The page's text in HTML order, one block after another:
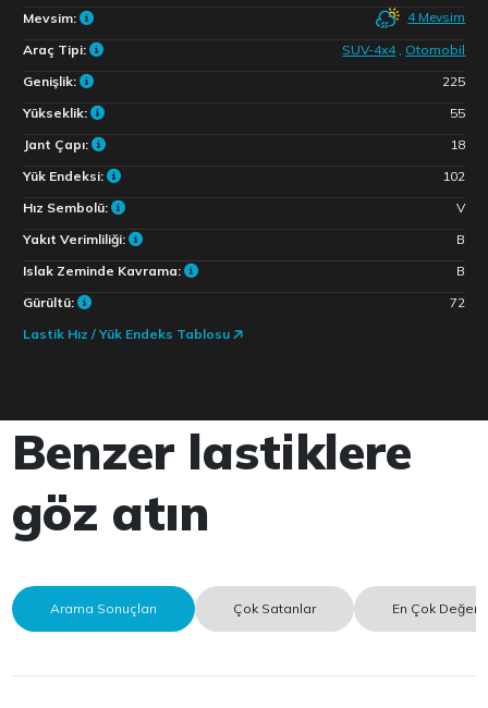
Mevsim: 4 Mevsim
Araç Tipi: SUV-4x4 , Otomobil
Genişlik:
225
Yükseklik:
55
Jant Çapı:
18
Yük Endeksi:
102
Hız Sembolü:
V
Yakıt Verimliliği:
B
Islak Zeminde Kavrama:
B
Gürültü:
72
Lastik Hız / Yük Endeks Tablosu
Benzer lastiklere
göz atın
Arama Sonuçları Çok Satanlar En Çok